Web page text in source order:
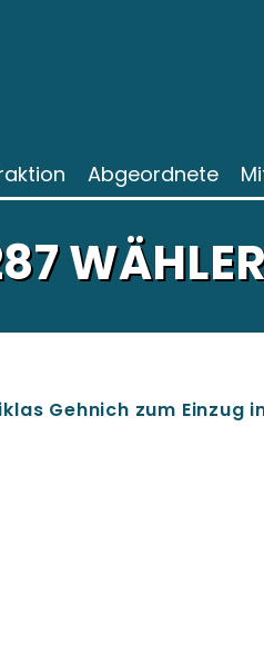
Abgeordnete
Gehnich zum Einzug